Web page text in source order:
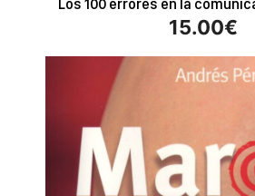
Los 100 errores en la
15.00€